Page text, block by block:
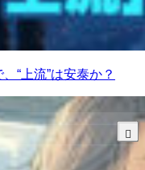
“上流”は安泰か？